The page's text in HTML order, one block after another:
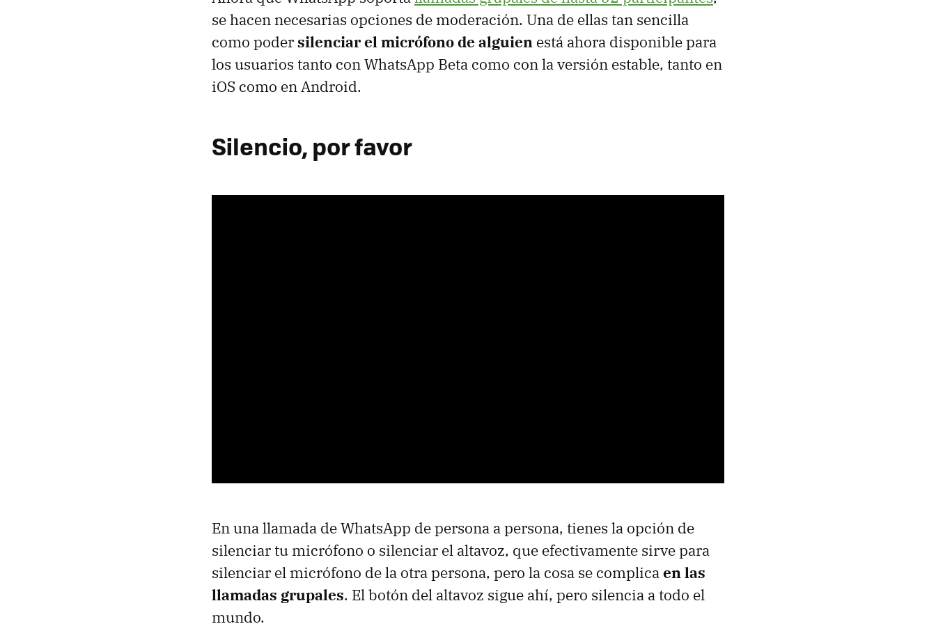
se hacen necesarias opciones de moderación. Una de ellas tan sencilla
como podersilenciar el micrófono de alguien está ahora disponible para
los usuarios tanto con WhatsApp Beta como con la versión estable, tanto en
iOS como en Android.
Silencio, por favor
En una llamada de WhatsApp de persona a persona, tienes la opción de
silenciar tu micrófono o silenciar el altavoz, que efectivamente sirve para
silenciar el micrófono de la otra persona, pero la cosa se complicaen las
llamadas grupales. El botón del altavoz sigue ahí, pero silencia a todo el
mundo.